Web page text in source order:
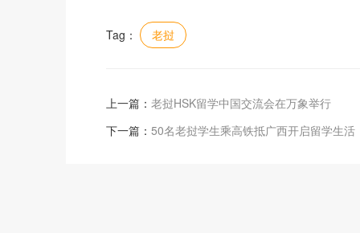
Tag： 老挝
上一篇： 老挝HSK留学中国交流会在万象举行
下一篇： 50名老挝学生乘高铁抵广西开启留学生活